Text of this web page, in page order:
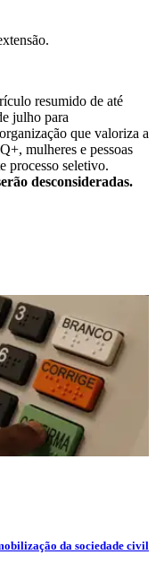
resumido de até
julho para
que valoriza a
mulheres e pessoas
processo seletivo.
desconsideradas.
da sociedade civil